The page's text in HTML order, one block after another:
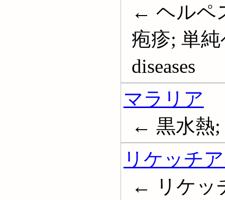
← ヘルペ
疱疹; 単純
diseases
マラリア
← 黒水熱;
リケッチ
← リケッ